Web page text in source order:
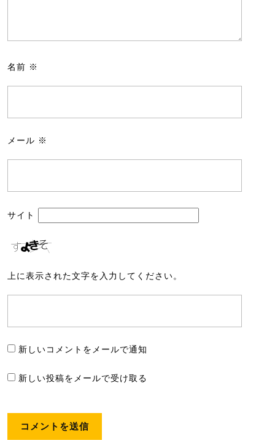
名前 ※
メール ※
サイト
上に表示された文字を入力してください。
新しいコメントをメールで通知
新しい投稿をメールで受け取る